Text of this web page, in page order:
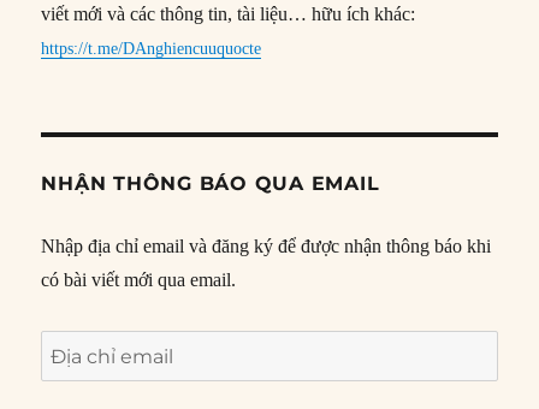
viết mới và các thông tin, tài liệu… hữu ích khác:
https://t.me/DAnghiencuuquocte
NHẬN THÔNG BÁO QUA EMAIL
Nhập địa chỉ email và đăng ký để được nhận thông báo khi
có bài viết mới qua email.
Địa
chỉ